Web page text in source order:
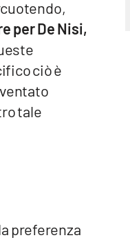
per De Nisi,
ciò è
tale
preferenza